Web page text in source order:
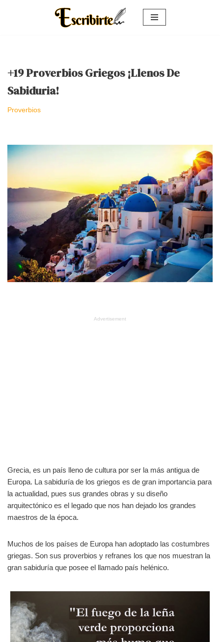
+19 Proverbios Griegos ¡Llenos De
Sabiduria!
Proverbios
Advertisement
Grecia, es un país lleno de cultura por ser la más antigua de
Europa. La sabiduría de los griegos es de gran importancia para
la actualidad, pues sus grandes obras y su diseño
arquitectónico es el legado que nos han dejado los grandes
maestros de la época.
Muchos de los países de Europa han adoptado las costumbres
griegas. Son sus proverbios y refranes los que nos muestran la
gran sabiduría que posee el llamado país helénico.